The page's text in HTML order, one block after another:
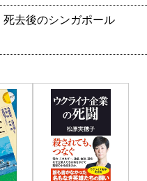
去後のシンガポール